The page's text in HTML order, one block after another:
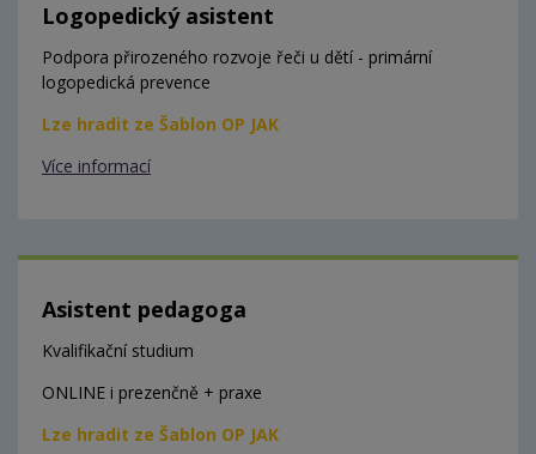
Logopedický asistent
Podpora přirozeného rozvoje řeči u dětí - primární
logopedická prevence
Lze hradit ze Šablon OP JAK
Více informací
Asistent pedagoga
Kvalifikační studium
ONLINE i prezenčně + praxe
Lze hradit ze Šablon OP JAK